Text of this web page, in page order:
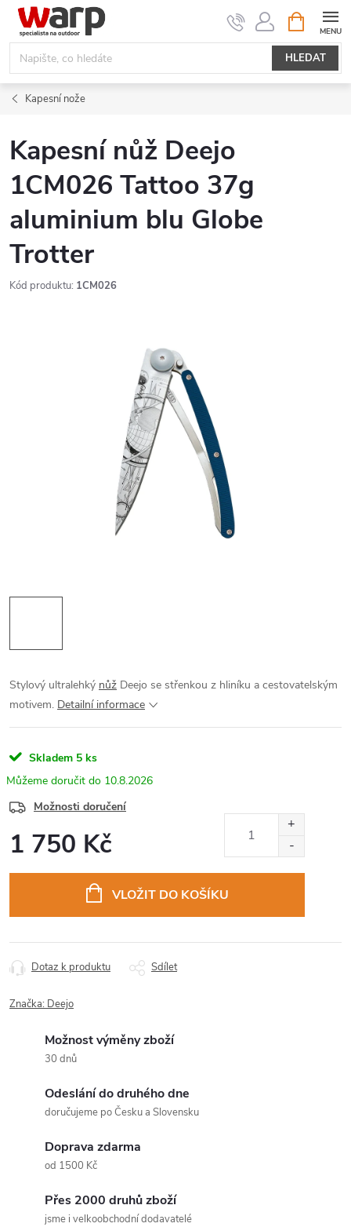
Přejít
obsah
HLEDAT
NÁKUPNÍ
KOŠÍK
Kapesní nože
Kapesní nůž Deejo
1CM026 Tattoo 37g
aluminium blu Globe
Trotter
Kód produktu: 1CM026
Stylový ultralehký nůž Deejo se střenkou z hliníku a cestovatelským
motivem. Detailní informace
Skladem 5 ks
10.8.2026
Možnosti doručení
1 750 Kč
VLOŽIT DO KOŠÍKU
Dotaz k produktu Sdílet
Značka: Deejo
Možnost výměny zboží
30 dnů
Odeslání do druhého dne
doručujeme po Česku a Slovensku
Doprava zdarma
od 1500 Kč
Přes 2000 druhů zboží
jsme i velkoobchodní dodavatelé